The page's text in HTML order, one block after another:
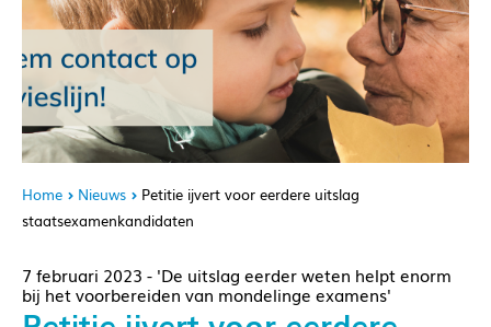
Home Nieuws
Petitie ijvert voor eerdere uitslag
staatsexamenkandidaten
7 februari 2023 - 'De uitslag eerder weten helpt enorm
bij het voorbereiden van mondelinge examens'